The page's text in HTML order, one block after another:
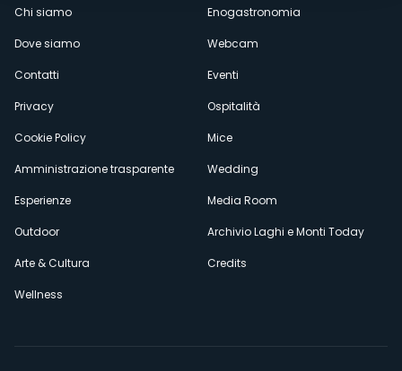
Menù
secondario
Chi siamo
Dove siamo
Contatti
Privacy
Cookie Policy
Amministrazione trasparente
Esperienze
Outdoor
Arte & Cultura
Wellness
Enogastronomia
Webcam
Eventi
Ospitalità
Mice
Wedding
Media Room
Archivio Laghi e Monti Today
Credits